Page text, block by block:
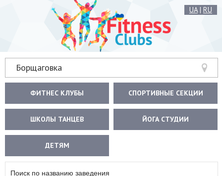
UA| RU
Борщаговка
ФИТНЕС КЛУБЫ СПОРТИВНЫЕ СЕКЦИИ
ШКОЛЫ ТАНЦЕВ ЙОГА СТУДИИ
ДЕТЯМ